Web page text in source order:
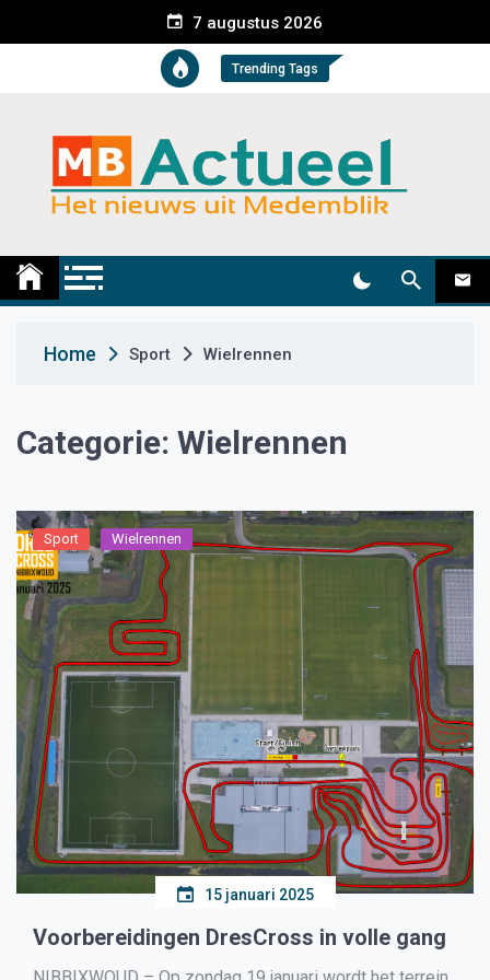
e
t
7 augustus 2026
Trending Tags
Medemblik Actueel
Home Sport Wielrennen
Categorie: Wielrennen
Sport Wielrennen
15 januari 2025
Voorbereidingen DresCross in volle gang